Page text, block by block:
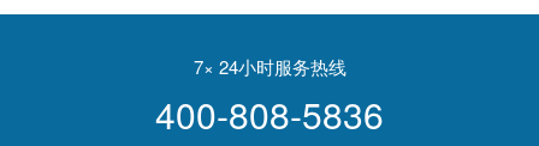
棵大麻約值3600萬元
會影響美商界在港投資
7× 24小时服务热线
400-808-5836